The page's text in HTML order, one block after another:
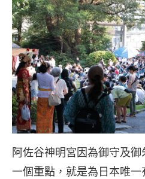
阿佐谷神明宮因為御守及
一個重點，就是為日本唯